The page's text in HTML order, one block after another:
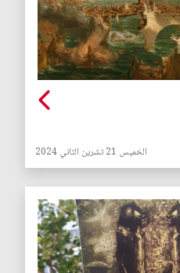
الخميس 21 تشرين الثاني 2024